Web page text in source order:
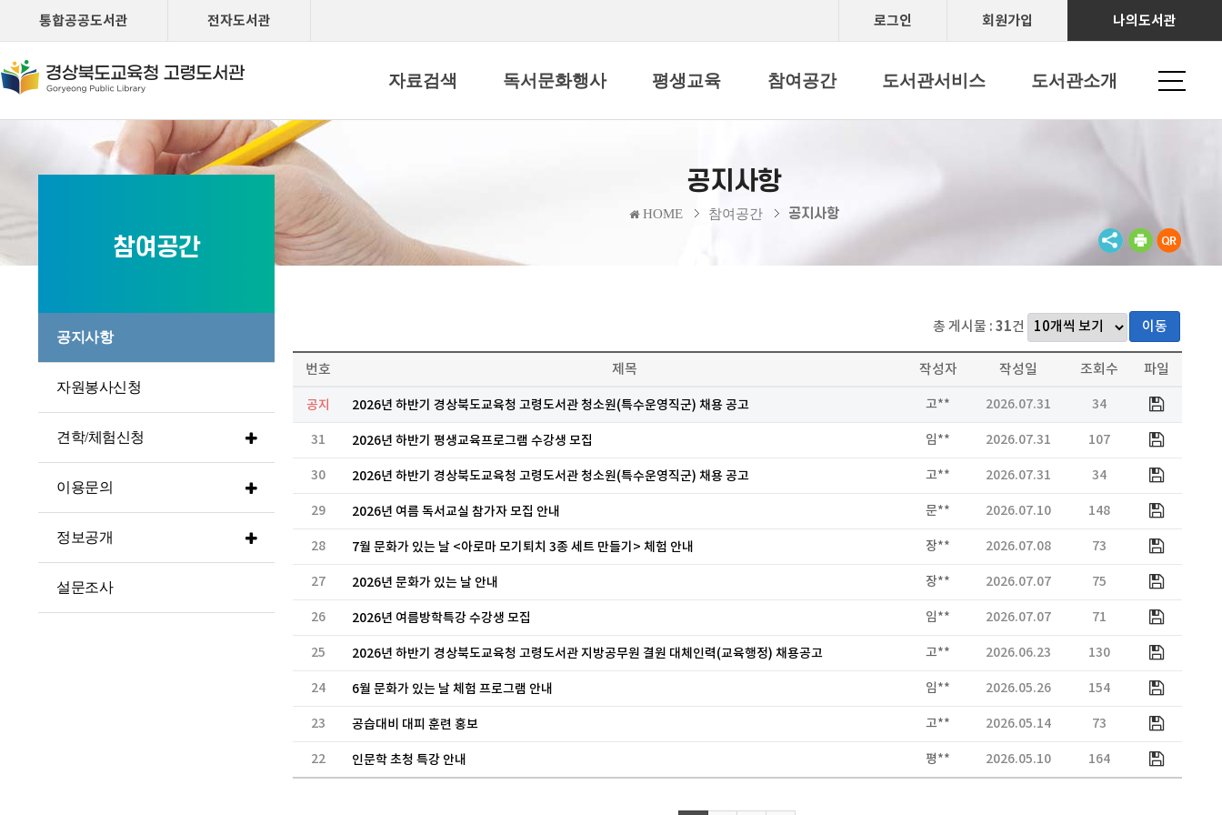
통합공공도서관 전자도서관 로그인 회원가입 나의도서관
자료검색 독서문화행사 평생교육 참여공간 도서관서비스 도서관소개
공지사항
HOME 참여공간 공지사항
참여공간
공지사항
자원봉사신청
견학/체험신청
이용문의
정보공개
설문조사
총 게시물 : 31건 이동
번호 제목 작성자 작성일 조회수 파일
공지 2026년 하반기 경상북도교육청 고령도서관 청소원(특수운영직군) 채용 공고 고** 2026.07.31 34
31 2026년 하반기 평생교육프로그램 수강생 모집 임** 2026.07.31 107
30 2026년 하반기 경상북도교육청 고령도서관 청소원(특수운영직군) 채용 공고 고** 2026.07.31 34
29 2026년 여름 독서교실 참가자 모집 안내 문** 2026.07.10 148
28 7월 문화가 있는 날 <아로마 모기퇴치 3종 세트 만들기> 체험 안내 장** 2026.07.08 73
27 2026년 문화가 있는 날 안내 장** 2026.07.07 75
26 2026년 여름방학특강 수강생 모집 임** 2026.07.07 71
25 2026년 하반기 경상북도교육청 고령도서관 지방공무원 결원 대체인력(교육행정) 채용공고 고** 2026.06.23 130
24 6월 문화가 있는 날 체험 프로그램 안내 임** 2026.05.26 154
23 공습대비 대피 훈련 홍보 고** 2026.05.14 73
22 인문학 초청 특강 안내 평** 2026.05.10 164